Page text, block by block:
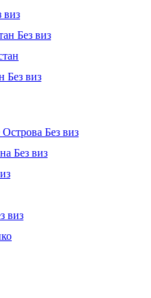
виз
Без виз
Без виз
Острова Без виз
Без виз
виз